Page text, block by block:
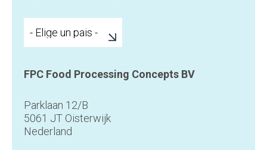
FPC Food Processing Concepts BV
Parklaan 12/B
5061 JT Oisterwijk
Nederland